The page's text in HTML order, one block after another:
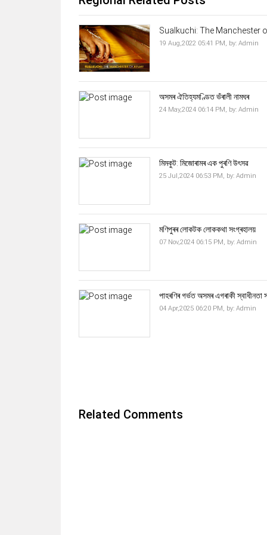
Sualkuchi: The Manchester
19 Aug,2022 05:41 PM, by: Admin
অসমৰ ঐতিহ্যমণ্ডিত ভঁৰালী নামঘৰ
24 May,2024 06:14 PM, by: Admin
মিমকুট: মিজোৰামৰ এক পুৰণি উৎসৱ
25 Jul,2024 06:53 PM, by: Admin
মণিপুৰৰ লোকটক লোককথা সংগ্ৰহালয়
07 Nov,2024 06:15 PM, by: Admin
পাহৰণিৰ গৰ্ভত অসমৰ এগৰাকী স্বাধীনতা
04 Apr,2025 06:20 PM, by: Admin
Related Comments